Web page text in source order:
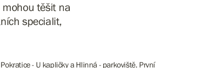
těšit na
specialit,
- U kapličky a Hlinná - parkoviště. První